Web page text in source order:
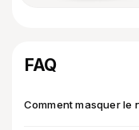
FAQ
Comment masquer le